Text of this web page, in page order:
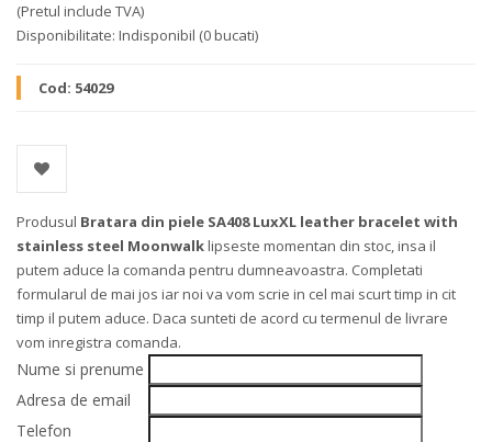
(Pretul include TVA)
Disponibilitate: Indisponibil (0 bucati)
Cod: 54029
Produsul Bratara din piele SA408 LuxXL leather bracelet with
stainless steel Moonwalklipseste momentan din stoc, insa il
putem aduce la comanda pentru dumneavoastra. Completati
formularul de mai jos iar noi va vom scrie in cel mai scurt timp in cit
timp il putem aduce. Daca sunteti de acord cu termenul de livrare
vom inregistra comanda.
Nume si prenume
Adresa de email
Telefon